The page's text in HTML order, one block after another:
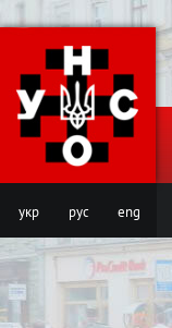
укр рус eng